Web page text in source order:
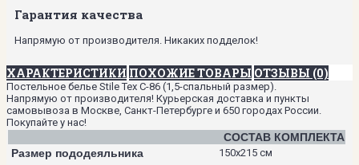
Гарантия качества
Напрямую от производителя. Никаких подделок!
ХАРАКТЕРИСТИКИ ПОХОЖИЕ ТОВАРЫ ОТЗЫВЫ (0)
Постельное белье Stile Tex C-86 (1,5-спальный размер).
Напрямую от производителя! Курьерская доставка и пункты
самовывоза в Москве, Санкт-Петербурге и 650 городах России.
Покупайте у нас!
СОСТАВ КОМПЛЕКТА
Размер пододеяльника
150х215 см